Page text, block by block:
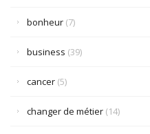
bonheur (7)
business (39)
cancer (5)
changer de métier (14)